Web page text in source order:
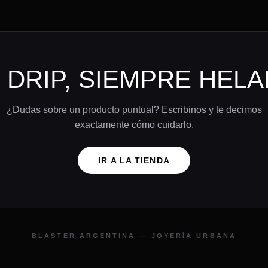
DRIP, SIEMPRE
¿Dudas sobre un producto puntual? Escribinos y te decimos
exactamente cómo cuidarlo.
IR A LA TIENDA
BLASTER ARGENTINA — JOYERÍA URBANA